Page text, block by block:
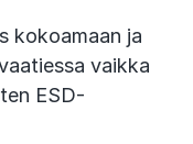
kokoamaan ja
vaikka
ESD-